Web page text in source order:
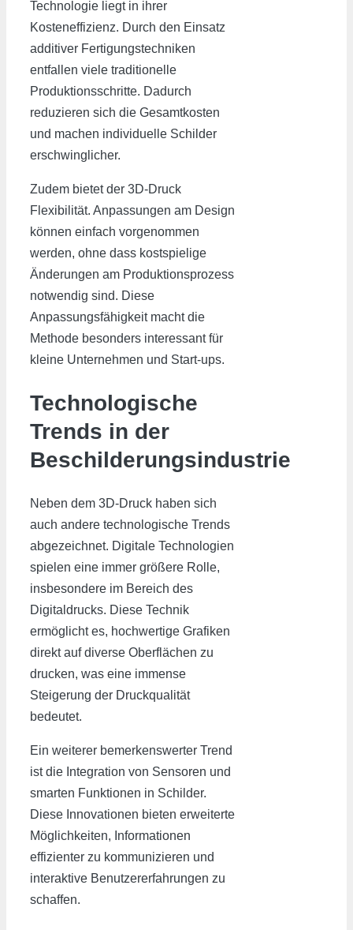
Technologie liegt in ihrer
Kosteneffizienz. Durch den Einsatz
additiver Fertigungstechniken
entfallen viele traditionelle
Produktionsschritte. Dadurch
reduzieren sich die Gesamtkosten
und machen individuelle Schilder
erschwinglicher.
Zudem bietet der 3D-Druck
Flexibilität. Anpassungen am Design
können einfach vorgenommen
werden, ohne dass kostspielige
Änderungen am Produktionsprozess
notwendig sind. Diese
Anpassungsfähigkeit macht die
Methode besonders interessant für
kleine Unternehmen und Start-ups.
Technologische
Trends in der
Beschilderungsindustrie
Neben dem 3D-Druck haben sich
auch andere technologische Trends
abgezeichnet. Digitale Technologien
spielen eine immer größere Rolle,
insbesondere im Bereich des
Digitaldrucks. Diese Technik
ermöglicht es, hochwertige Grafiken
direkt auf diverse Oberflächen zu
drucken, was eine immense
Steigerung der Druckqualität
bedeutet.
Ein weiterer bemerkenswerter Trend
ist die Integration von Sensoren und
smarten Funktionen in Schilder.
Diese Innovationen bieten erweiterte
Möglichkeiten, Informationen
effizienter zu kommunizieren und
interaktive Benutzererfahrungen zu
schaffen.